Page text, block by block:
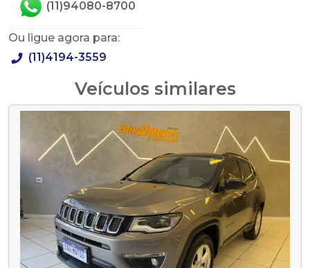
(11)94080-8700
Ou ligue agora para:
(11)4194-3559
Veículos similares